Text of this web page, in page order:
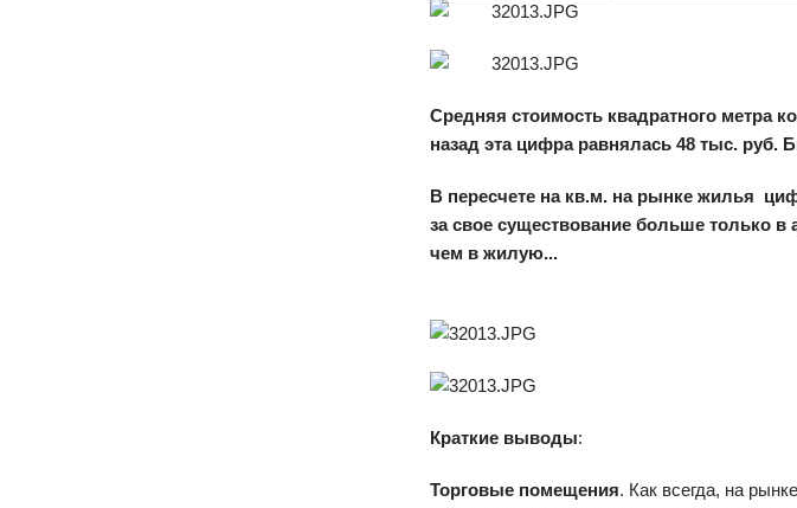
Средняя стоимость квадратного метра
назад эта цифра равнялась 48 тыс. руб.
В пересчете на кв.м. на рынке жилья
за свое существование больше только
чем в жилую...
Краткие выводы:
Торговые помещения. Как всегда, на